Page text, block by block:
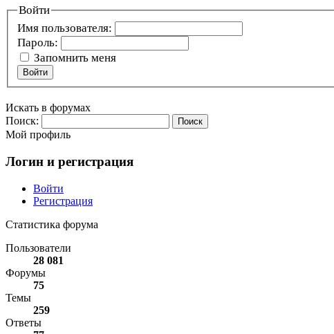
Войти
Имя пользователя:
Пароль:
Запомнить меня
Войти
Искать в форумах
Поиск:
Мой профиль
Логин и регистрация
Войти
Регистрация
Статистика форума
Пользователи
28 081
Форумы
75
Темы
259
Ответы